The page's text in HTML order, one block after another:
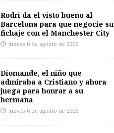
Rodri da el visto bueno al
Barcelona para que negocie su
fichaje con el Manchester City
jueves 6 de agosto de 2026
Diomande, el niño que
admiraba a Cristiano y ahora
juega para honrar a su
hermana
jueves 6 de agosto de 2026